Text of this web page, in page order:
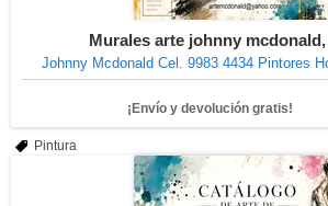
Murales arte johnny
Johnny Mcdonald Cel. 9983 4434 Pintores
¡Envío y devolución gratis!
Pintura